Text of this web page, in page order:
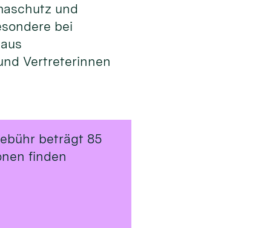
und
bei
Vertreterinnen
beträgt 85
finden